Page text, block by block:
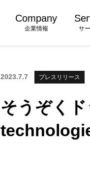
Company
企業情報 サ
2023.7.7 プレスリリース
そうぞく